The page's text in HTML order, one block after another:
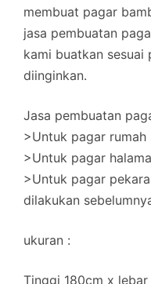
membuat pagar
jasa pembuatan
kami buatkan sesuai
diinginkan.
Jasa pembuatan
>Untuk pagar rumah
>Untuk pagar
>Untuk pagar
dilakukan
ukuran :
Tinggi 180cm x